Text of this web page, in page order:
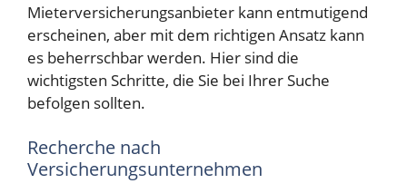
Mieterversicherungsanbieter kann entmutigend
erscheinen, aber mit dem richtigen Ansatz kann
es beherrschbar werden. Hier sind die
wichtigsten Schritte, die Sie bei Ihrer Suche
befolgen sollten.
Recherche nach
Versicherungsunternehmen